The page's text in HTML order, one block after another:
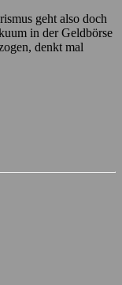
geht also doch
in der Geldbörse
denkt mal